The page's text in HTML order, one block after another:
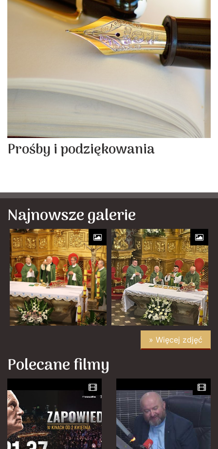
Prośby i podziękowania
Najnowsze galerie
» Więcej zdjęć
Polecane filmy